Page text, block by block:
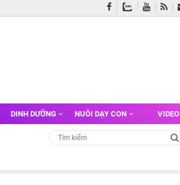
DINH DƯỠNG NUÔI DẠY CON VIDEO